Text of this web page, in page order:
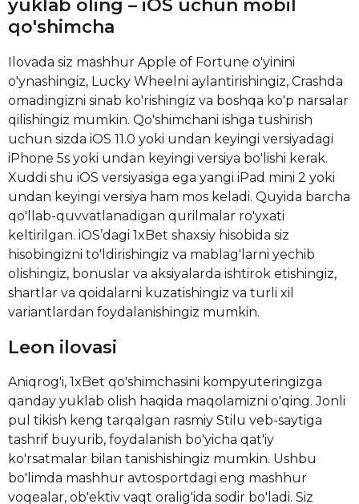
yuklab oling – iOS uchun mobil
qo'shimcha
Ilovada siz mashhur Apple of Fortune o'yinini
o'ynashingiz, Lucky Wheelni aylantirishingiz, Crashda
omadingizni sinab ko'rishingiz va boshqa ko'p narsalar
qilishingiz mumkin. Qo'shimchani ishga tushirish
uchun sizda iOS 11.0 yoki undan keyingi versiyadagi
iPhone 5s yoki undan keyingi versiya bo'lishi kerak.
Xuddi shu iOS versiyasiga ega yangi iPad mini 2 yoki
undan keyingi versiya ham mos keladi. Quyida barcha
qo'llab-quvvatlanadigan qurilmalar ro'yxati
keltirilgan. iOS’dagi 1xBet shaxsiy hisobida siz
hisobingizni to'ldirishingiz va mablag'larni yechib
olishingiz, bonuslar va aksiyalarda ishtirok etishingiz,
shartlar va qoidalarni kuzatishingiz va turli xil
variantlardan foydalanishingiz mumkin.
Leon ilovasi
Aniqrog'i, 1xBet qo'shimchasini kompyuteringizga
qanday yuklab olish haqida maqolamizni o'qing. Jonli
pul tikish keng tarqalgan rasmiy Stilu veb-saytiga
tashrif buyurib, foydalanish bo'yicha qat'iy
ko'rsatmalar bilan tanishishingiz mumkin. Ushbu
bo'limda mashhur avtosportdagi eng mashhur
voqealar, ob'ektiv vaqt oralig'ida sodir bo'ladi. Siz